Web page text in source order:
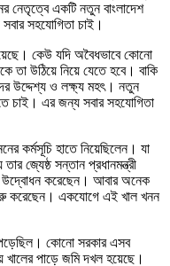
নেতৃত্বে একটি নতুন বাংলাদেশ
সহযোগিতা চাই।
কেউ যদি অবৈধভাবে কোনো
তা উঠিয়ে নিয়ে যেতে হবে। বাকি
উদ্দেশ্য ও লক্ষ্য মহৎ। নতুন
চাই। এর জন্য সবার সহযোগিতা
কর্মসূচি হাতে নিয়েছিলেন। যা
জ্যেষ্ঠ সন্তান প্রধানমন্ত্রী
উদ্বোধন করেছেন। আবার অনেক
শুরু করেছেন। একযোগে এই খাল খনন
পড়েছিল। কোনো সরকার এসব
পাড়ে জমি দখল হয়েছে।